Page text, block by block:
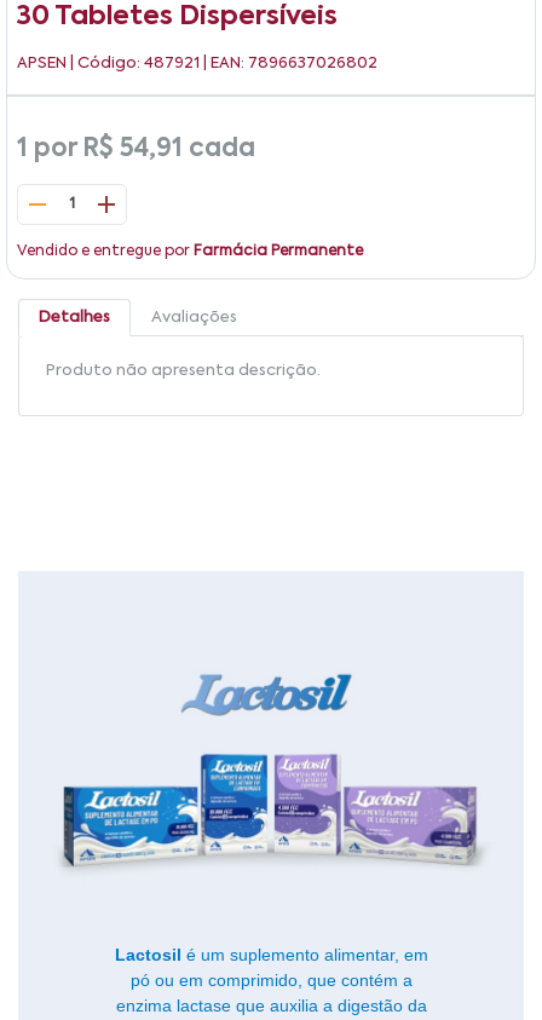
30 Tabletes Dispersíveis
APSEN | Código: 487921 | EAN: 7896637026802
1 por R$ 54,91 cada
1
Vendido e entregue por Farmácia Permanente
Detalhes Avaliações
Produto não apresenta descrição.